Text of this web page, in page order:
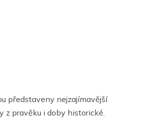
představeny nejzajímavější
z pravěku i doby historické.